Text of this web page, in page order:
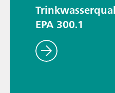
EPA 300.1